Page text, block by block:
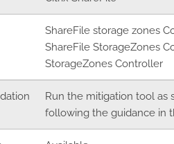
ShareFile storage zones
ShareFile StorageZones
StorageZones Controller
Run the mitigation tool as
following the guidance in